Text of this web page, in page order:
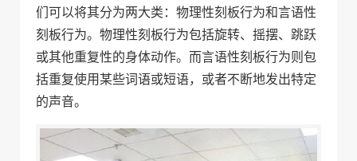
们可以将其分为两大类：物理性刻板行为和言语性
刻板行为。物理性刻板行为包括旋转、摇摆、跳跃
或其他重复性的身体动作。而言语性刻板行为则包
括重复使用某些词语或短语，或者不断地发出特定
的声音。